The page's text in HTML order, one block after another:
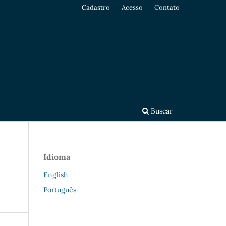
Buscar
Cadastro Acesso Contato
Idioma
English
Português